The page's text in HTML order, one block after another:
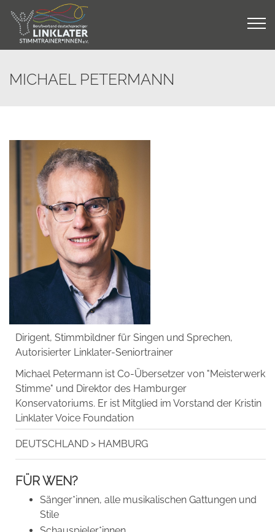
content
MICHAEL PETERMANN
Dirigent, Stimmbildner für Singen und Sprechen,
Autorisierter Linklater-Seniortrainer
Michael Petermann ist Co-Übersetzer von "Meisterwerk
Stimme" und Direktor des Hamburger
Konservatoriums. Er ist Mitglied im Vorstand der Kristin
Linklater Voice Foundation
DEUTSCHLAND > HAMBURG
FÜR WEN?
Sänger*innen, alle musikalischen Gattungen und
Stile